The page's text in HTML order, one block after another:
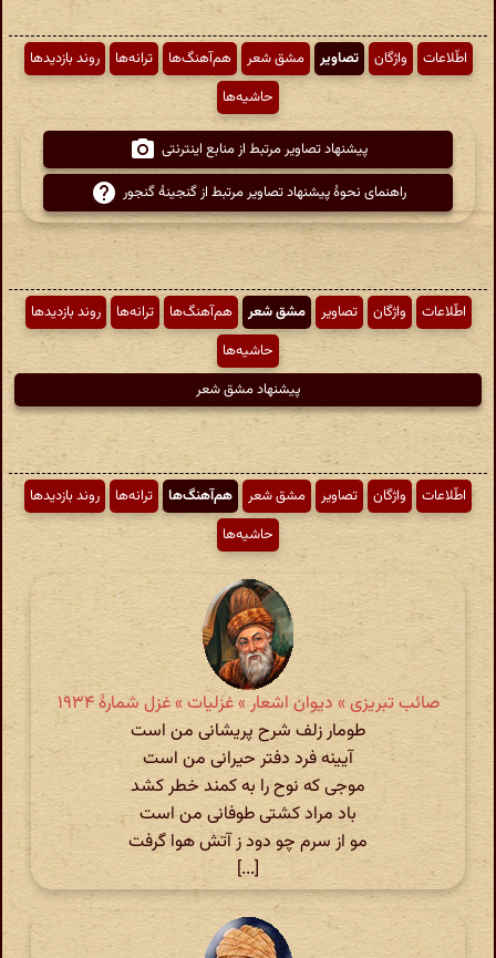
اطّلاعات واژگان تصاویر مشق شعر هم‌آهنگ‌ها ترانه‌ها
روند بازدیدها
حاشیه‌ها
پیشنهاد تصاویر مرتبط از منابع اینترنتی
راهنمای نحوهٔ پیشنهاد تصاویر مرتبط از گنجینهٔ گنجور
اطّلاعات واژگان تصاویر مشق شعر هم‌آهنگ‌ها ترانه‌ها
روند بازدیدها
حاشیه‌ها
پیشنهاد مشق شعر
اطّلاعات واژگان تصاویر مشق شعر هم‌آهنگ‌ها ترانه‌ها
روند بازدیدها
حاشیه‌ها
صائب تبریزی » دیوان اشعار » غزلیات » غزل شمارهٔ ۱۹۳۴
طومار زلف شرح پریشانی من است
آیینه فرد دفتر حیرانی من است
موجی که نوح را به کمند خطر کشد
باد مراد کشتی طوفانی من است
مو از سرم چو دود ز آتش هوا گرفت
[...]